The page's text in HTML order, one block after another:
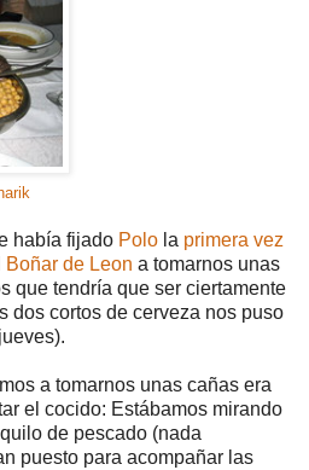
había fijado Polo la primera vez
Boñar de Leon a tomarnos unas
que tendría que ser ciertamente
dos cortos de cerveza nos puso
a tomarnos unas cañas era
el cocido: Estábamos mirando
de pescado (nada
puesto para acompañar las